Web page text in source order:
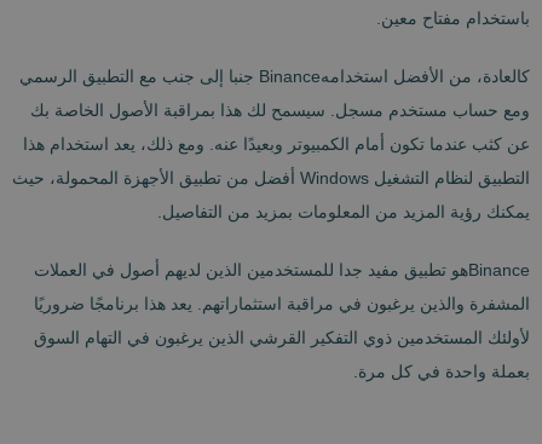
باستخدام مفتاح معين.
كالعادة، من الأفضل استخدامهBinance جنبا إلى جنب مع التطبيق الرسمي
ومع حساب مستخدم مسجل. سيسمح لك هذا بمراقبة الأصول الخاصة بك
عن كثب عندما تكون أمام الكمبيوتر وبعيدًا عنه. ومع ذلك، يعد استخدام هذا
التطبيق لنظام التشغيل Windows أفضل من تطبيق الأجهزة المحمولة، حيث
يمكنك رؤية المزيد من المعلومات بمزيد من التفاصيل.
Binanceهو تطبيق مفيد جدا للمستخدمين الذين لديهم أصول في العملات
المشفرة والذين يرغبون في مراقبة استثماراتهم. يعد هذا برنامجًا ضروريًا
لأولئك المستخدمين ذوي التفكير القرشي الذين يرغبون في التهام السوق
بعملة واحدة في كل مرة.